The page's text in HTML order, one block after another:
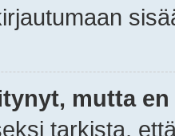
mutta
tarkista,